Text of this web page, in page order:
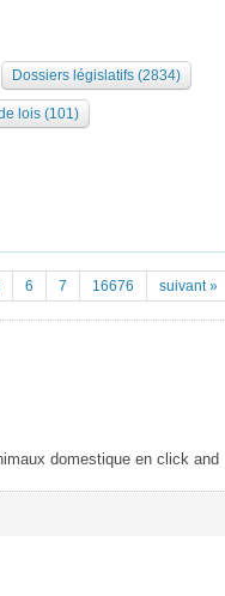
Dossiers législatifs (2834)
lois (101)
6 7 16676 suivant »
domestique en click and